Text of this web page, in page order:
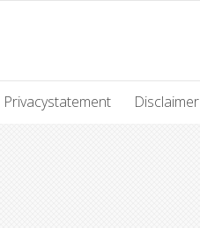
Privacystatement Disclaimer